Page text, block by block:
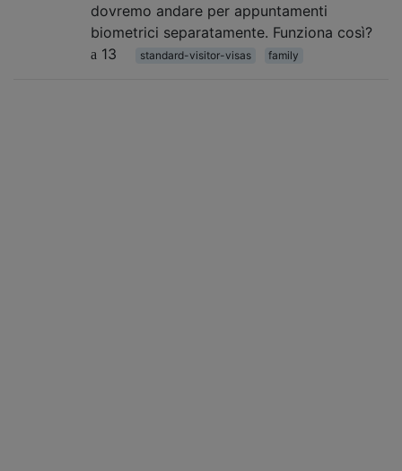
dovremo andare per appuntamenti
biometrici separatamente. Funziona così?
13
standard-visitor-visas family